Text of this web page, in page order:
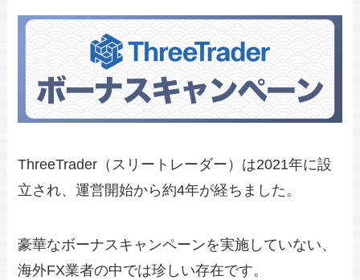
ThreeTrader（スリートレーダー）は2021年に設
立され、運営開始から約4年が経ちました。
豪華なボーナスキャンペーンを実施していない、
海外FX業者の中では珍しい存在です。